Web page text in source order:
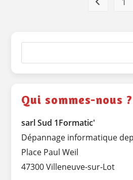
Qui sommes-nous ?
sarl Sud 1Formatic'
Dépannage informatique
Place Paul Weil
47300 Villeneuve-sur-Lot